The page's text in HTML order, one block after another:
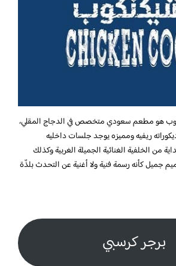
هو مطعم سعودي متخصص في الدجاج المقلي،
ريفيه ومميزه يوجد جلسات داخليه
من الخلفية الغنائية الجميلة الغربية وكذلك
جميل كأنه رسمة فنية ولا أغنية عن التحدث بلذّة
برجر كرسبي